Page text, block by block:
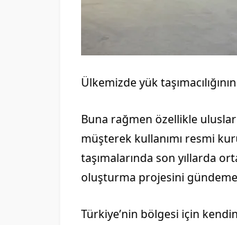
Ülkemizde yük
Buna rağmen özellikle uluslar
müşterek kullanımı resmi
taşımalarında son yıllarda
oluşturma projesini
Türkiye’nin bölgesi için